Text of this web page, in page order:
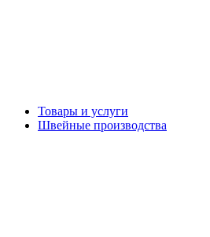
Товары и услуги
Швейные производства